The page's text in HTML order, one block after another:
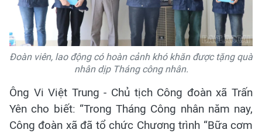
Đoàn viên, lao động có hoàn cảnh khó khăn được tặng quà
nhân dịp Tháng công nhân.
Ông Vi Việt Trung - Chủ tịch Công đoàn xã Trấn
Yên cho biết: “Trong Tháng Công nhân năm nay,
Công đoàn xã đã tổ chức Chương trình “Bữa cơm